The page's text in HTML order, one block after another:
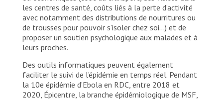
les centres de santé, coûts liés à la perte d’activité
avec notamment des distributions de nourritures ou
de trousses pour pouvoir s’isoler chez soi…) et de
proposer un soutien psychologique aux malades et à
leurs proches.
Des outils informatiques peuvent également
faciliter le suivi de l’épidémie en temps réel. Pendant
la 10e épidémie d’Ebola en RDC, entre 2018 et
2020, Épicentre, la branche épidémiologique de MSF,